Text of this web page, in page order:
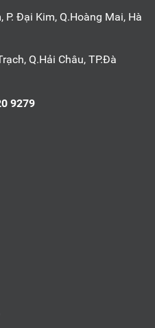
Đại Kim, Q.Hoàng Mai, Hà
Q.Hải Châu, TP.Đà
9279